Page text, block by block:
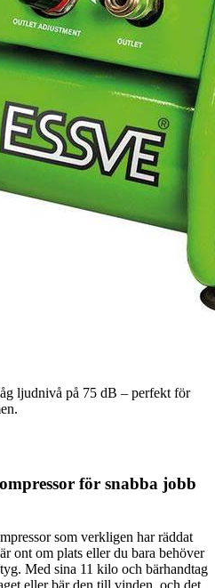
ljudnivå på 75 dB – perfekt för
för snabba jobb
som verkligen har räddat
ont om plats eller du bara behöver
Med sina 11 kilo och bärhandtag